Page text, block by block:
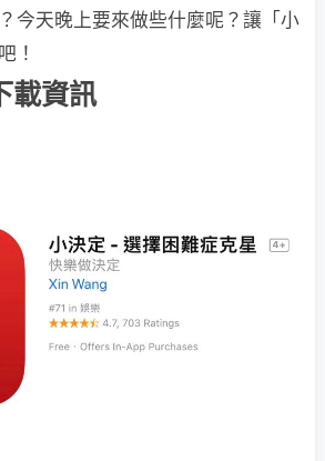
今天晚上要來做些什麼呢？讓「小
！
載資訊